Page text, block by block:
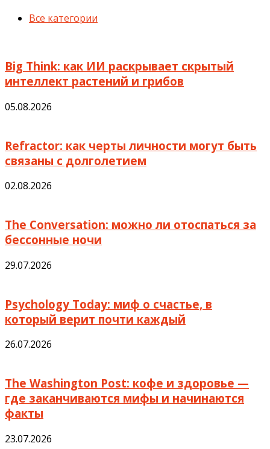
Все категории
Big Think: как ИИ раскрывает скрытый
интеллект растений и грибов
05.08.2026
Refractor: как черты личности могут быть
связаны с долголетием
02.08.2026
The Conversation: можно ли отоспаться за
бессонные ночи
29.07.2026
Psychology Today: миф о счастье, в
который верит почти каждый
26.07.2026
The Washington Post: кофе и здоровье —
где заканчиваются мифы и начинаются
факты
23.07.2026